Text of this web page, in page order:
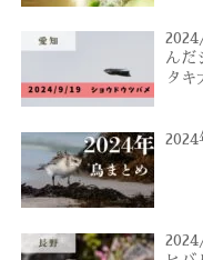
んだ
タキ
2024